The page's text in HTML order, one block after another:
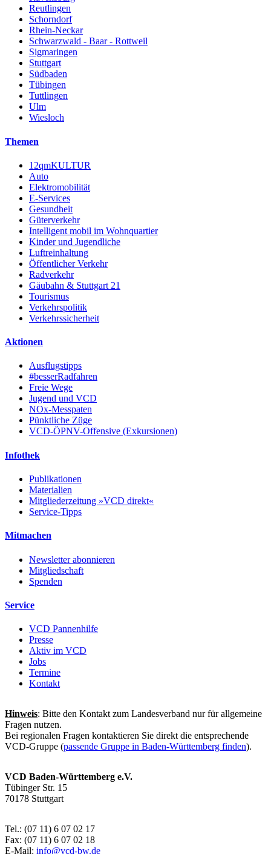
Reutlingen
Schorndorf
Rhein-Neckar
Schwarzwald - Baar - Rottweil
Sigmaringen
Stuttgart
Südbaden
Tübingen
Tuttlingen
Ulm
Wiesloch
Themen
12qmKULTUR
Auto
Elektromobilität
E-Services
Gesundheit
Güterverkehr
Intelligent mobil im Wohnquartier
Kinder und Jugendliche
Luftreinhaltung
Öffentlicher Verkehr
Radverkehr
Gäubahn & Stuttgart 21
Tourismus
Verkehrspolitik
Verkehrssicherheit
Aktionen
Ausflugstipps
#besserRadfahren
Freie Wege
Jugend und VCD
NOx-Messpaten
Pünktliche Züge
VCD-ÖPNV-Offensive (Exkursionen)
Infothek
Publikationen
Materialien
Mitgliederzeitung »VCD direkt«
Service-Tipps
Mitmachen
Newsletter abonnieren
Mitgliedschaft
Spenden
Service
VCD Pannenhilfe
Presse
Aktiv im VCD
Jobs
Termine
Kontakt
Hinweis: Bitte den Kontakt zum Landesverband nur für allgemeine
Fragen nutzen.
Bei regionalen Fragen kontaktieren Sie direkt die entsprechende
VCD-Gruppe (passende Gruppe in Baden-Württemberg finden).
VCD Baden-Württemberg e.V.
Tübinger Str. 15
70178 Stuttgart
Tel.: (07 11) 6 07 02 17
Fax: (07 11) 6 07 02 18
E-Mail: info@vcd-bw.de